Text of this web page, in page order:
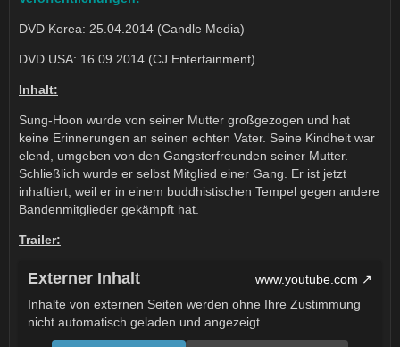
DVD Korea: 25.04.2014 (Candle Media)
DVD USA: 16.09.2014 (CJ Entertainment)
Inhalt:
Sung-Hoon wurde von seiner Mutter großgezogen und hat
keine Erinnerungen an seinen echten Vater. Seine Kindheit war
elend, umgeben von den Gangsterfreunden seiner Mutter.
Schließlich wurde er selbst Mitglied einer Gang. Er ist jetzt
inhaftiert, weil er in einem buddhistischen Tempel gegen andere
Bandenmitglieder gekämpft hat.
Trailer:
Externer Inhalt
www.youtube.com
Inhalte von externen Seiten werden ohne Ihre Zustimmung
nicht automatisch geladen und angezeigt.